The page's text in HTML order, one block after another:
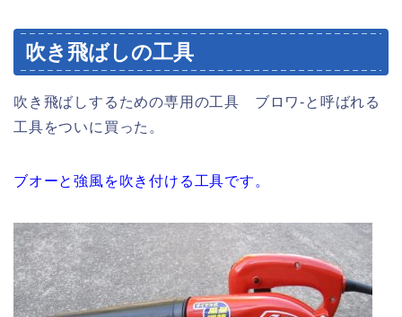
吹き飛ばしの工具
吹き飛ばしするための専用の工具 ブロワ-と呼ばれる
工具をついに買った。
ブオーと強風を吹き付ける工具です。